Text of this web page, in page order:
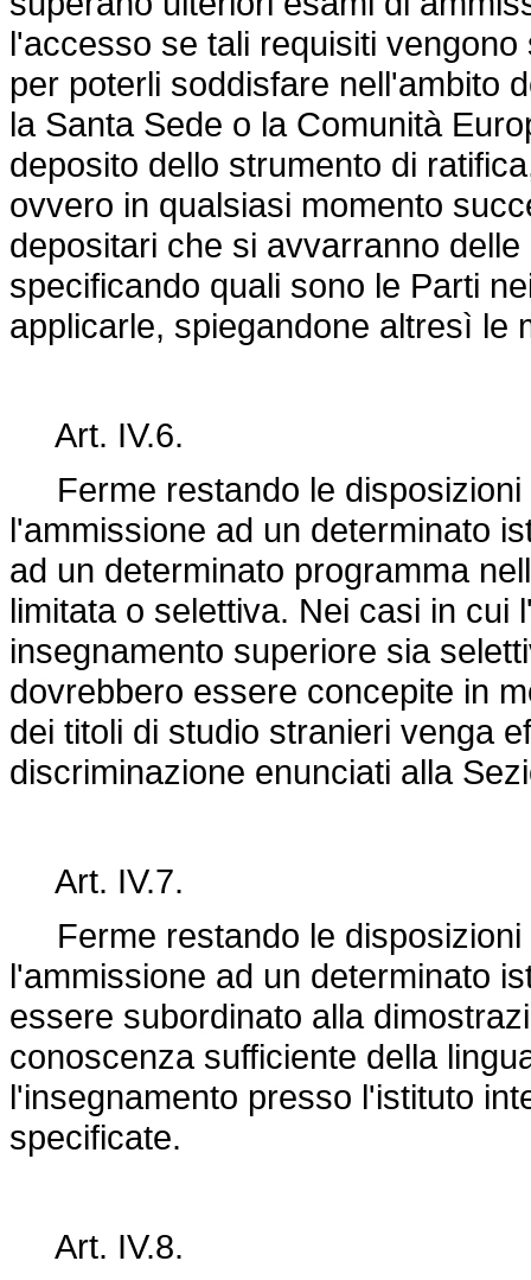
l'accesso se tali requisiti
per poterli soddisfare nell'ambito
la Santa Sede o la Comunità
deposito dello strumento di
ovvero in qualsiasi momento
depositari che si avvarranno
specificando quali sono le Parti
applicarle, spiegandone altresì le
Art. IV.6.
Ferme restando le disposizioni
l'ammissione ad un determinato
ad un determinato programma
limitata o selettiva. Nei casi in cui
insegnamento superiore sia
dovrebbero essere concepite in
dei titoli di studio stranieri venga
discriminazione enunciati alla
Art. IV.7.
Ferme restando le disposizioni
l'ammissione ad un determinato
essere subordinato alla
conoscenza sufficiente della
l'insegnamento presso l'istituto
specificate.
Art. IV.8.